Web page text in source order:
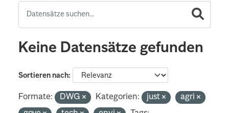
Keine Datensätze gefunden
Sortieren nach
Formate: DWG Kategorien: just
agri